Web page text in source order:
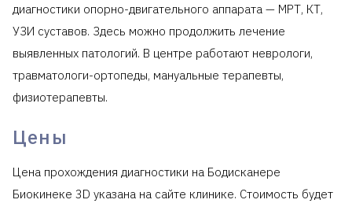
диагностики опорно-двигательного аппарата — МРТ, КТ,
УЗИ суставов. Здесь можно продолжить лечение
выявленных патологий. В центре работают неврологи,
травматологи-ортопеды, мануальные терапевты,
физиотерапевты.
Цены
Цена прохождения диагностики на Бодисканере
Биокинеке 3D указана на сайте клинике. Стоимость будет